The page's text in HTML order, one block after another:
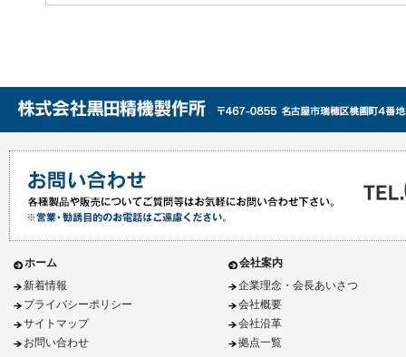
ホーム
新着情報
プライバシーポリシー
サイトマップ
お問い合わせ
会社案内
企業理念・会長あいさつ
会社概要
会社沿革
拠点一覧